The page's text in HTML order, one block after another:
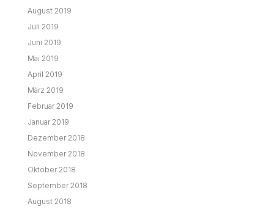
August 2019
Juli 2019
Juni 2019
Mai 2019
April 2019
März 2019
Februar 2019
Januar 2019
Dezember 2018
November 2018
Oktober 2018
September 2018
August 2018